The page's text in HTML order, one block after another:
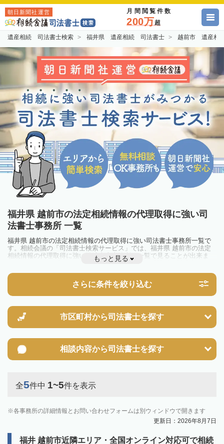
朝日新聞社運営 月間閲覧件数
200万超
遺産相続 司法書士検索 福井県 遺産相続 司法書士 越前市 遺産相
福井県 越前市の法定相続情報の代理取得に強い司
法書士事務所 一覧
福井県 越前市の法定相続情報の代理取得に強い司法書士事務所一覧で
す。相続会議の「司法書士検索サービス」では、福井県 越前市の法定
相続情報の代理取得に強い司法書士事務所を一覧で見ることが出来ま
す。相続のトラブルやお悩みを抱えている方は一度近隣の司法書士に相
もっと見る
さらに条件を絞り込む
市区町村から司法書士を探す
相談内容から司法書士を探す
全5件中 1~5件を表示
各事務所の詳細情報とお問い合わせフォームは別ウィンドウで開きます
更新日：2026年8月7日
福井 越前市近隣エリア・全国オンライン対応可で相続